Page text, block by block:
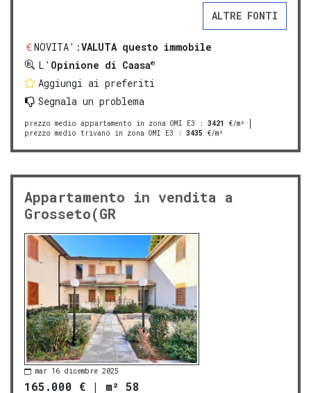
ALTRE FONTI
NOVITA':VALUTA questo immobile
L' Opinione di Caasa®
Aggiungi ai preferiti
Segnala un problema
prezzo medio appartamento in zona OMI E3 : 3421
€/m²
prezzo medio trivano in zona OMI E3 : 3435 €/m²
Appartamento in vendita a
Grosseto(GR
mar 16 dicembre 2025
165.000 € | m² 58